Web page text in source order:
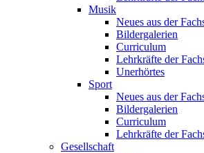
Musik
Neues aus der
Bildergalerien
Curriculum
Lehrkräfte der
Unerhörtes
Sport
Neues aus der
Bildergalerien
Curriculum
Lehrkräfte der
Gesellschaft